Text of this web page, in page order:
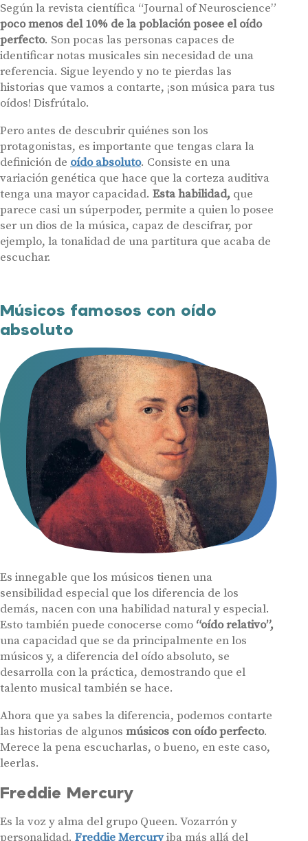
Según la revista científica “Journal of Neuroscience”
poco menos del 10% de la población posee el oído
perfecto. Son pocas las personas capaces de
identificar notas musicales sin necesidad de una
referencia. Sigue leyendo y no te pierdas las
historias que vamos a contarte, ¡son música para tus
oídos! Disfrútalo.
Pero antes de descubrir quiénes son los
protagonistas, es importante que tengas clara la
definición de oído absoluto. Consiste en una
variación genética que hace que la corteza auditiva
tenga una mayor capacidad. Esta habilidad, que
parece casi un súperpoder, permite a quien lo posee
ser un dios de la música, capaz de descifrar, por
ejemplo, la tonalidad de una partitura que acaba de
escuchar.
Músicos famosos con oído
absoluto
Es innegable que los músicos tienen una
sensibilidad especial que los diferencia de los
demás, nacen con una habilidad natural y especial.
Esto también puede conocerse como “oído relativo”,
una capacidad que se da principalmente en los
músicos y, a diferencia del oído absoluto, se
desarrolla con la práctica, demostrando que el
talento musical también se hace.
Ahora que ya sabes la diferencia, podemos contarte
las historias de algunos músicos con oído perfecto.
Merece la pena escucharlas, o bueno, en este caso,
leerlas.
Freddie Mercury
Es la voz y alma del grupo Queen. Vozarrón y
personalidad. Freddie Mercuryiba más allá del